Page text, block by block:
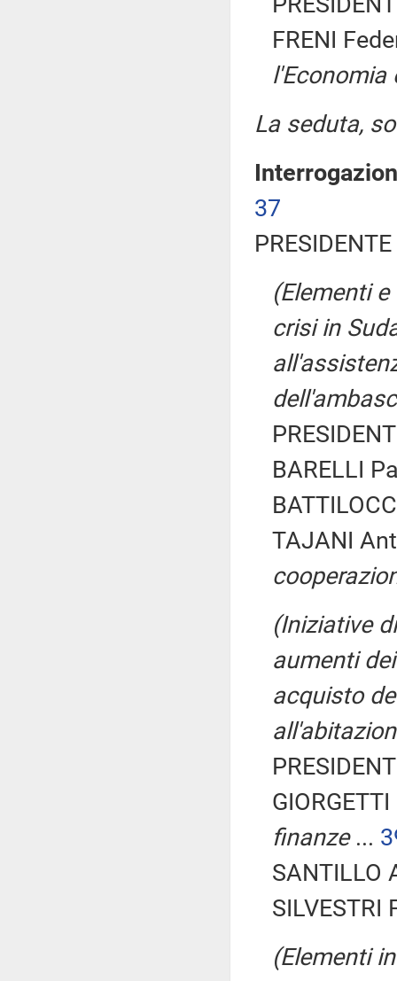
FRENI
l'Economia
La seduta,
37
(Elementi
crisi in
BARELLI
TAJANI
(Iniziative
aumenti
acquisto
finanze...
SANTILLO
(Elementi